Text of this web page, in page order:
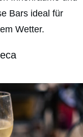
Bars ideal für
Wetter.